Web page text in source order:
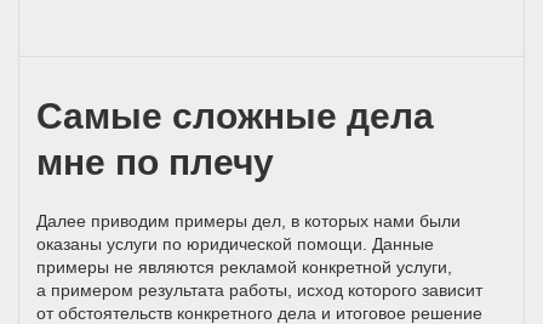
Самые сложные дела
мне по плечу
Далее приводим примеры дел, в которых нами были
оказаны услуги по юридической помощи. Данные
примеры не являются рекламой конкретной услуги,
а примером результата работы, исход которого зависит
от обстоятельств конкретного дела и итоговое решение